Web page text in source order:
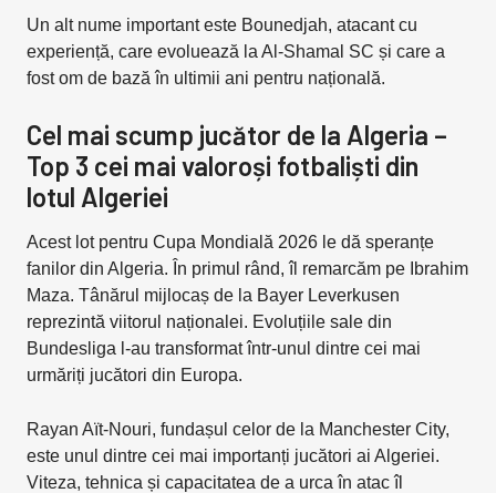
Un alt nume important este Bounedjah, atacant cu
experiență, care evoluează la Al-Shamal SC și care a
fost om de bază în ultimii ani pentru națională.
Cel mai scump jucător de la Algeria –
Top 3 cei mai valoroși fotbaliști din
lotul Algeriei
Acest lot pentru Cupa Mondială 2026 le dă speranțe
fanilor din Algeria. În primul rând, îl remarcăm pe Ibrahim
Maza. Tânărul mijlocaș de la Bayer Leverkusen
reprezintă viitorul naționalei. Evoluțiile sale din
Bundesliga l-au transformat într-unul dintre cei mai
urmăriți jucători din Europa.
Rayan Aït-Nouri, fundașul celor de la Manchester City,
este unul dintre cei mai importanți jucători ai Algeriei.
Viteza, tehnica și capacitatea de a urca în atac îl